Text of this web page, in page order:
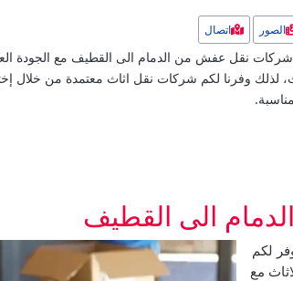
الصور اتصال
نقل عفش من الدمام الى القطيف مع الجودة
لذلك وفرنا لكم شركات نقل اثاث معتمدة من خلال
الى القطيف
لكم
مع